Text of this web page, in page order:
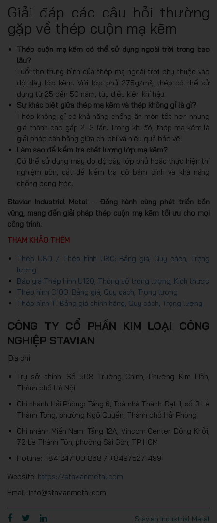
Giải đáp các câu hỏi thường
gặp về thép cuộn mạ kẽm
Thép cuộn mạ kẽm có thể sử dụng ngoài trời trong bao
lâu?
Tuổi thọ trung bình của thép mạ ngoài trời phụ thuộc vào
độ dày lớp kẽm. Với lớp phủ 275g/m², thép có thể sử
dụng từ 25 đến 50 năm, tùy điều kiện khí hậu.
Sự khác biệt giữa thép mạ kẽm và thép không gỉ là gì?
Thép không gỉ có khả năng chống ăn mòn tốt hơn nhưng
giá thành cao gấp 2–3 lần. Trong khi đó, thép mạ kẽm là
giải pháp cân bằng giữa chi phí và hiệu quả bảo vệ.
Làm sao để kiểm tra chất lượng lớp mạ kẽm?
Có thể sử dụng máy đo độ dày lớp phủ hoặc thực hiện thí
nghiệm uốn, cắt để kiểm tra độ bám dính và khả năng
chống bong tróc.
Stavian Industrial Metal – Đồng hành cùng phát triển bền
vững, mang đến giải pháp thép cuộn mạ kẽm tối ưu cho mọi
công trình.
THAM KHẢO THÊM
Thép U80 / Thép hình U80: Bảng giá, Quy cách, Trọng
lượng
Báo giá Thép hình U120, Thông số trọng lượng, Kích thước
Thép hình C100: Bảng giá, Quy cách, Trọng lượng
Thép hình T: Bảng giá chính hãng, Quy cách, Trọng lượng
CÔNG TY CỔ PHẦN KIM LOẠI CÔNG
NGHIỆP STAVIAN
Địa chỉ:
Trụ sở chính: Số 508 Trường Chinh, Phường Kim Liên,
Thành phố Hà Nội
Chi nhánh Hải Phòng: Tầng 6, Toà nhà Thành Đạt 1, số 3 Lê
Thành Tông, phường Ngô Quyền, Thành phố Hải Phòng
Chi nhánh Miền Nam: Tầng 12A, Vincom Center Đồng Khởi,
72 Lê Thánh Tôn, phường Sài Gòn, TP HCM
Hotline: +84 2471001868 / +84975271499
Website: https://stavianmetal.com
Email: info@stavianmetal.com
Stavian Industrial Metal